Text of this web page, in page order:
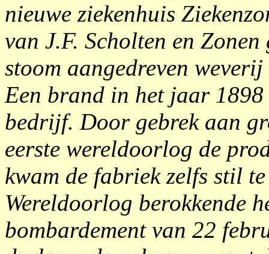
nieuwe ziekenhuis
van J.F. Scholten en
stoom aangedreven
Een brand in het jaar
bedrijf. Door gebrek aan
eerste wereldoorlog de
kwam de fabriek zelfs stil
Wereldoorlog berokkende
bombardement van 22